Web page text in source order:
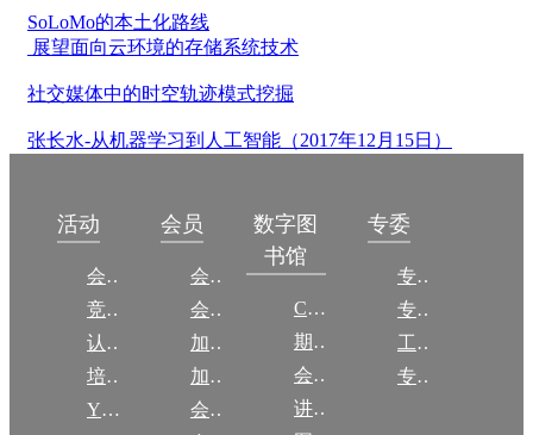
SoLoMo的本土化路线
展望面向云环境的存储系统技术
社交媒体中的时空轨迹模式挖掘
张长水-从机器学习到人工智能（2017年12月15日）
活动
会议
竞赛
认证
培训
YOCSEF
会员
会员简介
会员权益
加入CCF
加入CCF
会员交费
数字图
书馆
CCCF
期刊
会议
讲稿
专委
专委简介
专委条例
工作问答
专委名单